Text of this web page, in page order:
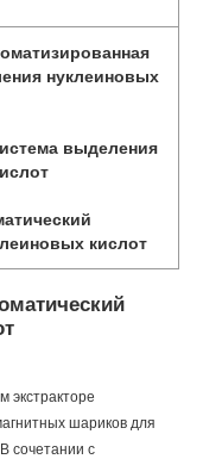
нуклеиновых
выделения
кислот
экстракторе
шариков для
сочетании с